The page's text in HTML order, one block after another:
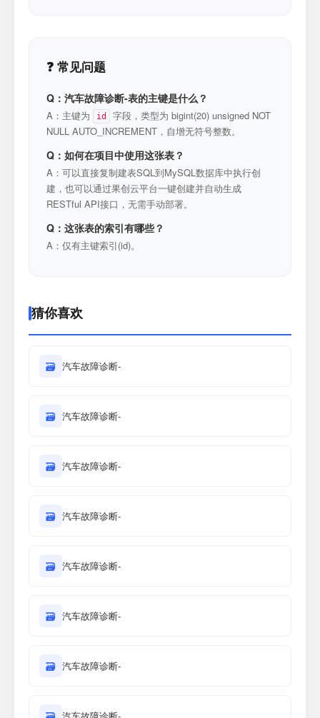
❓ 常见问题
Q：汽车故障诊断-表的主键是什么？
A：主键为 id
字段，类型为 bigint(20) unsigned NOT
NULL AUTO_INCREMENT，自增无符号整数。
Q：如何在项目中使用这张表？
A：可以直接复制建表SQL到MySQL数据库中执行创
建，也可以通过果创云平台一键创建并自动生成
RESTful API接口，无需手动部署。
Q：这张表的索引有哪些？
A：仅有主键索引(id)。
猜你喜欢
🗃 汽车故障诊断-
🗃 汽车故障诊断-
🗃 汽车故障诊断-
🗃 汽车故障诊断-
🗃 汽车故障诊断-
🗃 汽车故障诊断-
🗃 汽车故障诊断-